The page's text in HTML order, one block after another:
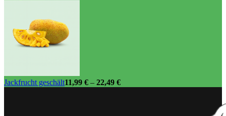
Jackfrucht geschält11,99 € – 22,49 €